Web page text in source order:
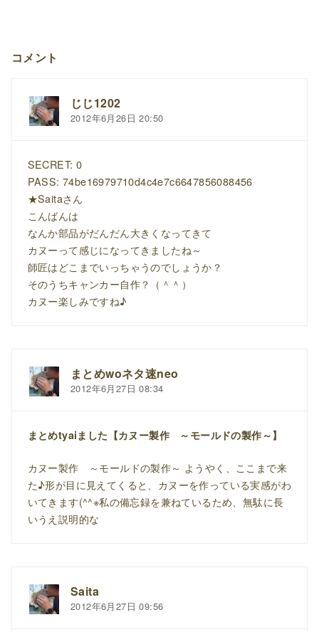
コメント
じじ1202
2012年6月26日 20:50
SECRET: 0
PASS: 74be16979710d4c4e7c6647856088456
★Saitaさん
こんばんは
なんか部品がだんだん大きくなってきて
カヌーって感じになってきましたね～
師匠はどこまでいっちゃうのでしょうか？
そのうちキャンカー自作？（＾＾）
カヌー楽しみですね♪
まとめwoネタ速neo
2012年6月27日 08:34
まとめtyaiました【カヌー製作 ～モールドの製作～】
カヌー製作 ～モールドの製作～ ようやく、ここまで来
た♪形が目に見えてくると、カヌーを作っている実感がわ
いてきます(^^※私の備忘録を兼ねているため、無駄に長
いうえ説明的な
Saita
2012年6月27日 09:56